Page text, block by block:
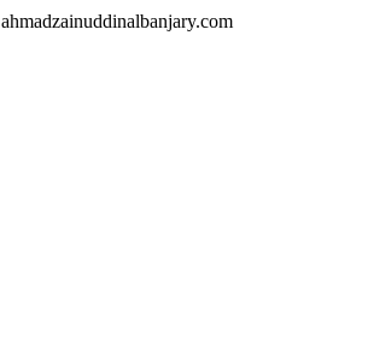
ahmadzainuddinalbanjary.com